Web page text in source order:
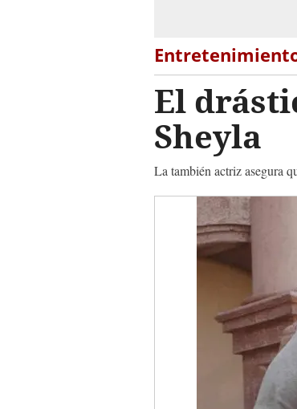
El
Sheyla
La también actriz asegura